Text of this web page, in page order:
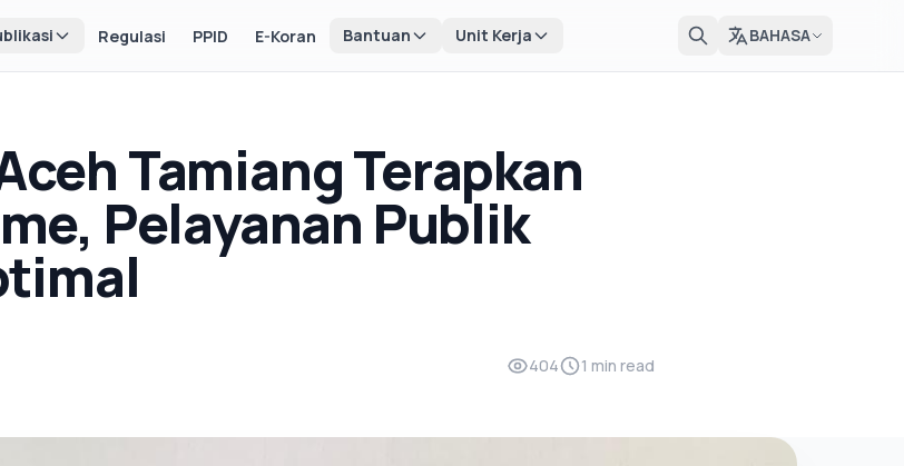
Regulasi PPID E-Koran Bantuan Unit Kerja BAHASA
Tamiang Terapkan
Pelayanan Publik
404 1 min read